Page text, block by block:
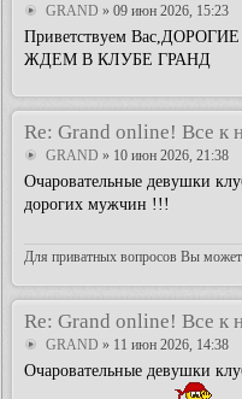
GRAND » 09 июн 2026, 15:23
Приветствуем
ЖДЕМ В КЛУБЕ ГРАНД
Re: Grand online! Все к
GRAND » 10 июн 2026, 21:38
Очаровательные девушки
дорогих мужчин !!!
Для приватных вопросов Вы
Re: Grand online! Все к
GRAND » 11 июн 2026, 14:38
Очаровательные девушки